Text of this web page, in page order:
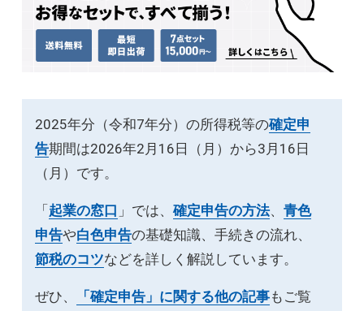
2025年分（令和7年分）の所得税等の確定申
告期間は2026年2月16日（月）から3月16日
（月）です。
「起業の窓口 」では、 確定申告の方法、 青色
申告や白色申告の基礎知識、手続きの流れ、
節税のコツなどを詳しく解説しています。
ぜひ、 「確定申告」に関する他の記事もご覧